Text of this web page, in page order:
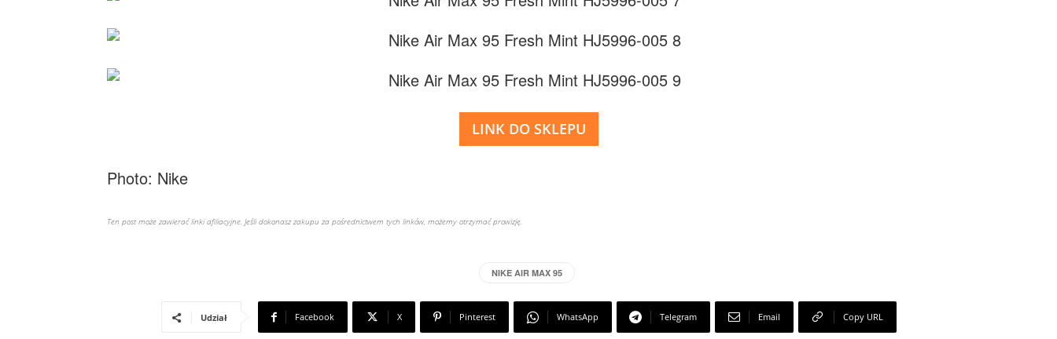
LINK DO SKLEPU
Photo: Nike
Ten post może zawierać linki afiliacyjne. Jeśli dokonasz zakupu za pośrednictwem tych linków, możemy otrzymać prowizję.
NIKE AIR MAX 95
Udział Facebook X Pinterest WhatsApp Telegram Email Copy URL